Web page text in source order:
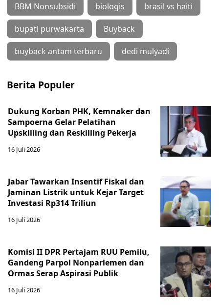
BBM Nonsubsidi biologis brasil vs haiti
bupati purwakarta Buyback
buyback antam terbaru dedi mulyadi
Berita Populer
Dukung Korban PHK, Kemnaker dan
Sampoerna Gelar Pelatihan
Upskilling dan Reskilling Pekerja
16 Juli 2026
Jabar Tawarkan Insentif Fiskal dan
Jaminan Listrik untuk Kejar Target
Investasi Rp314 Triliun
16 Juli 2026
Komisi II DPR Pertajam RUU Pemilu,
Gandeng Parpol Nonparlemen dan
Ormas Serap Aspirasi Publik
16 Juli 2026